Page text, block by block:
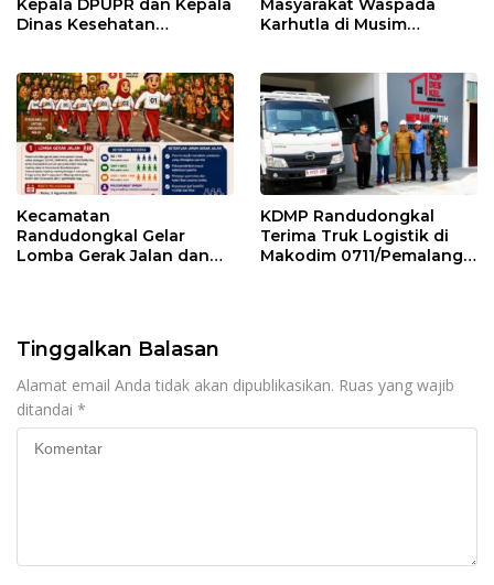
Kepala DPUPR dan Kepala
Dinas Kesehatan
Masyarakat Waspada
Karhutla di Musim
Kecamatan
Randudongkal Gelar
Lomba Gerak Jalan dan
KDMP Randudongkal
Terima Truk Logistik di
Makodim 0711/Pemalang
Tinggalkan Balasan
Alamat email Anda tidak akan dipublikasikan. Ruas yang wajib
ditandai *